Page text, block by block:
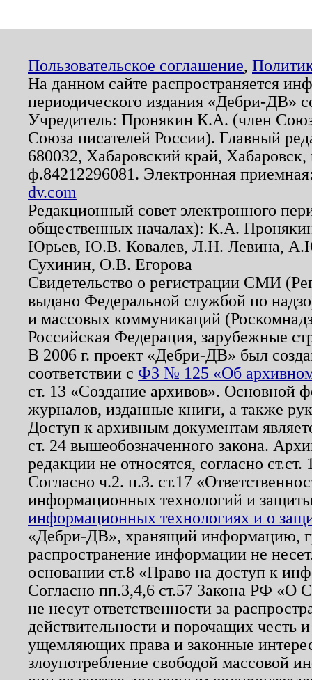
Пользовательское соглашение,
На данном сайте распространяется
периодического издания «Дебри-ДВ»
Учредитель: Пронякин К.А. (член
Союза писателей России). Главный
680032, Хабаровский край,
ф.84212296081. Электронная
dv.com
Редакционный совет электронного
общественных началах): К.А.
Юрьев, Ю.В. Ковалев, Л.Н. Левина,
Сухинин, О.В. Егорова
Свидетельство о регистрации СМИ
выдано Федеральной службой по
и массовых коммуникаций
Российская Федерация, зарубежные
В 2006 г. проект «Дебри-ДВ» был
соответствии с ФЗ № 125 «Об
ст. 13 «Создание архивов». Основной
журналов, изданные книги, а также
Доступ к архивным документам
ст. 24 вышеобозначенного закона.
редакции не относятся, согласно
Согласно ч.2. п.3. ст.17
информационных технологий и
информационных технологиях и о
«Дебри-ДВ», хранящий информацию,
распространение информации не
основании ст.8 «Право на доступ к
Согласно пп.3,4,6 ст.57 Закона РФ «О
не несут ответственности за
действительности и порочащих честь
ущемляющих права и законные
злоупотребление свободой массовой